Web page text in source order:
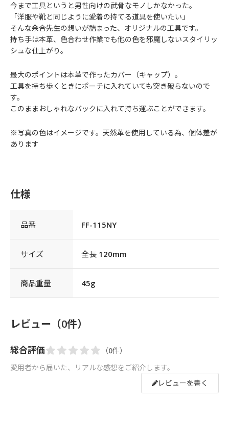
今まで工具というと男性向けの武骨なモノしかなかった。
「洋服や靴と同じように愛着の持てる道具を使いたい」
そんな余合先生の想いが詰まった、オリジナルの工具です。
持ち手は本革、色合わせ作業でも他の色を邪魔しないスタイリッ
シュな仕上がり。
最大のポイントは本革で作ったカバー（キャップ）。
工具を持ち歩くときにポーチに入れていても突き破らないので
す。
このままおしゃれなバックに入れて持ち運ぶことができます。
※写真の色はイメージです。天然革を使用している為、個体差が
あります
仕様
品番 FF-115NY
サイズ 全長 120mm
商品重量 45g
レビュー（0件）
総合評価
（0件）
愛用者から届いた、リアルな感想をご紹介します。
レビューを書く